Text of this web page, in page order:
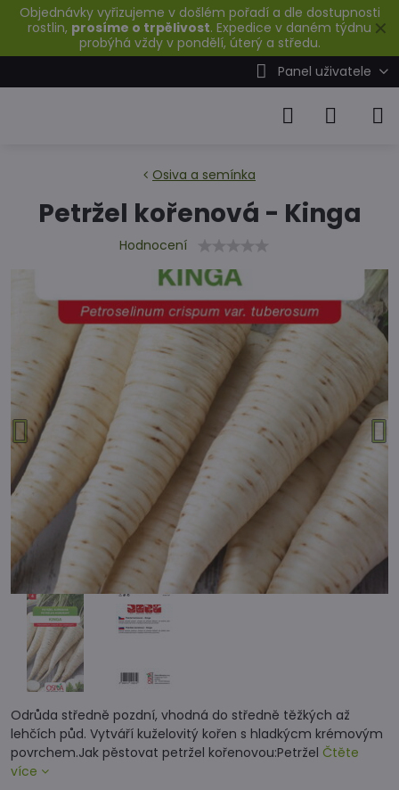
✕
Objednávky vyřizujeme v došlém pořadí a dle dostupnosti
rostlin, prosíme o trpělivost. Expedice v daném týdnu
probýhá vždy v pondělí, úterý a středu.
Panel uživatele
Osiva a semínka
Petržel kořenová - Kinga
Hodnocení
Odrůda středně pozdní, vhodná do středně těžkých až
lehčích půd. Vytváří kuželovitý kořen s hladkýcm krémovým
povrchem.Jak pěstovat petržel kořenovou:Petržel Čtěte
více